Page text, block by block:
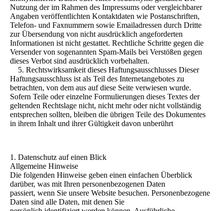
Nutzung der im Rahmen des Impressums oder vergleichbarer
Angaben veröffentlichten Kontaktdaten wie Postanschriften,
Telefon- und Faxnummern sowie Emailadressen durch Dritte
zur Übersendung von nicht ausdrücklich angeforderten
Informationen ist nicht gestattet. Rechtliche Schritte gegen die
Versender von sogenannten Spam-Mails bei Verstößen gegen
dieses Verbot sind ausdrücklich vorbehalten.
5. Rechtswirksamkeit dieses Haftungsausschlusses Dieser
Haftungsausschluss ist als Teil des Internetangebotes zu
betrachten, von dem aus auf diese Seite verwiesen wurde.
Sofern Teile oder einzelne Formulierungen dieses Textes der
geltenden Rechtslage nicht, nicht mehr oder nicht vollständig
entsprechen sollten, bleiben die übrigen Teile des Dokumentes
in ihrem Inhalt und ihrer Gültigkeit davon unberührt
1. Datenschutz auf einen Blick
Allgemeine Hinweise
Die folgenden Hinweise geben einen einfachen Überblick
darüber, was mit Ihren personenbezogenen Daten
passiert, wenn Sie unsere Website besuchen. Personenbezogene
Daten sind alle Daten, mit denen Sie